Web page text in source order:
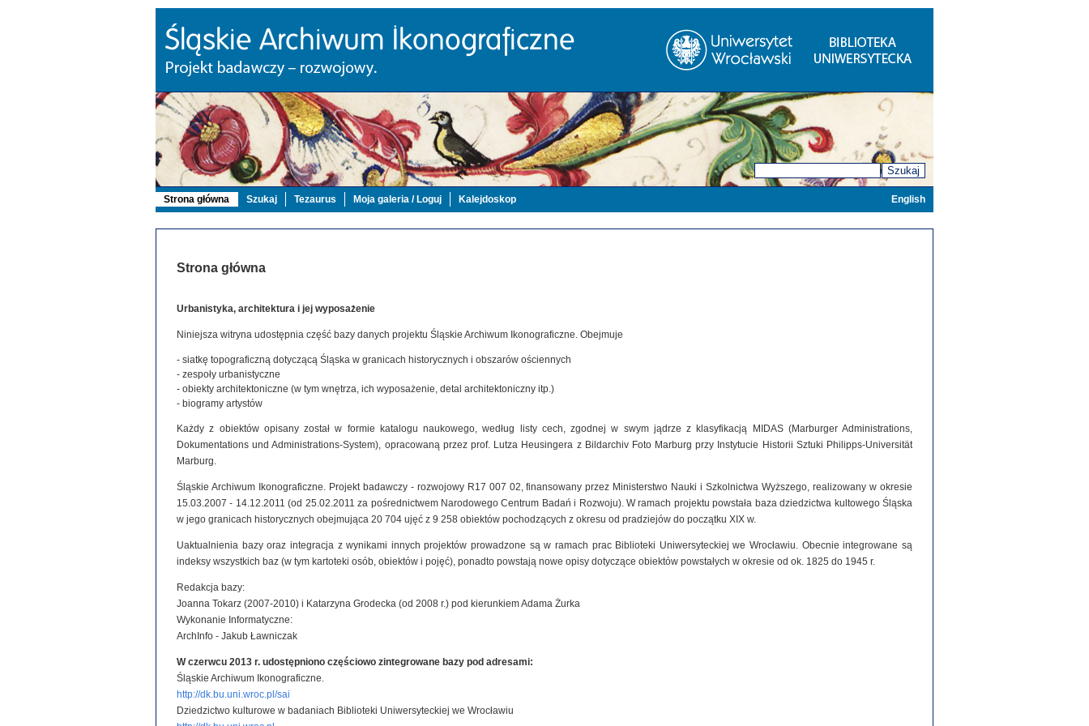
Szukaj
Strona główna Szukaj Tezaurus Moja galeria / Loguj Kalejdoskop English
Strona główna
Urbanistyka, architektura i jej wyposażenie
Niniejsza witryna udostępnia część bazy danych projektu Śląskie Archiwum Ikonograficzne. Obejmuje
- siatkę topograficzną dotyczącą Śląska w granicach historycznych i obszarów ościennych
- zespoły urbanistyczne
- obiekty architektoniczne (w tym wnętrza, ich wyposażenie, detal architektoniczny itp.)
- biogramy artystów
Każdy z obiektów opisany został w formie katalogu naukowego, według listy cech, zgodnej w swym jądrze z klasyfikacją MIDAS (Marburger Administrations,
Dokumentations und Administrations-System), opracowaną przez prof. Lutza Heusingera z Bildarchiv Foto Marburg przy Instytucie Historii Sztuki Philipps-Universität
Marburg.
Śląskie Archiwum Ikonograficzne. Projekt badawczy - rozwojowy R17 007 02, finansowany przez Ministerstwo Nauki i Szkolnictwa Wyższego, realizowany w okresie
15.03.2007 - 14.12.2011 (od 25.02.2011 za pośrednictwem Narodowego Centrum Badań i Rozwoju). W ramach projektu powstała baza dziedzictwa kultowego Śląska
w jego granicach historycznych obejmująca 20 704 ujęć z 9 258 obiektów pochodzących z okresu od pradziejów do początku XIX w.
Uaktualnienia bazy oraz integracja z wynikami innych projektów prowadzone są w ramach prac Biblioteki Uniwersyteckiej we Wrocławiu. Obecnie integrowane są
indeksy wszystkich baz (w tym kartoteki osób, obiektów i pojęć), ponadto powstają nowe opisy dotyczące obiektów powstałych w okresie od ok. 1825 do 1945 r.
Redakcja bazy:
Joanna Tokarz (2007-2010) i Katarzyna Grodecka (od 2008 r.) pod kierunkiem Adama Żurka
Wykonanie Informatyczne:
ArchInfo - Jakub Ławniczak
W czerwcu 2013 r. udostępniono częściowo zintegrowane bazy pod adresami:
Śląskie Archiwum Ikonograficzne.
http://dk.bu.uni.wroc.pl/sai
Dziedzictwo kulturowe w badaniach Biblioteki Uniwersyteckiej we Wrocławiu